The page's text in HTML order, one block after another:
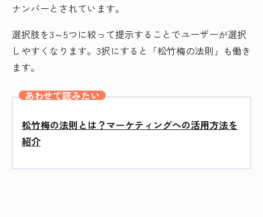
ナンバーとされています。
選択肢を3～5つに絞って提示することでユーザーが選択
しやすくなります。3択にすると「松竹梅の法則」も働き
ます。
あわせて読みたい
松竹梅の法則とは？マーケティングへの活用方法を
紹介